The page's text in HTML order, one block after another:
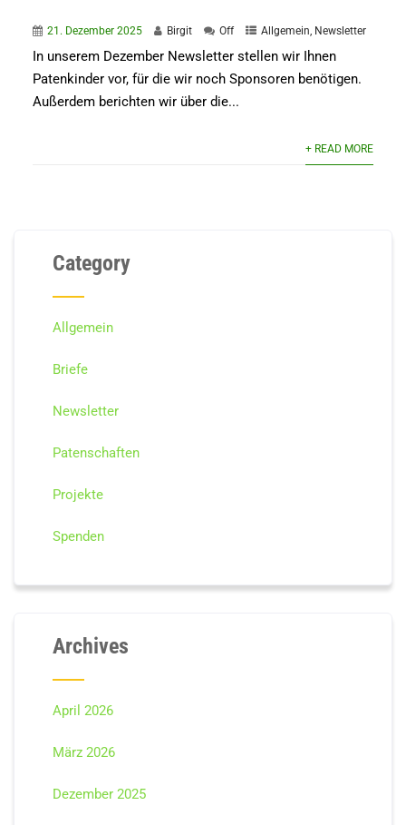
21. Dezember 2025 Birgit Off Allgemein Newsletter
In unserem Dezember Newsletter stellen wir Ihnen
Patenkinder vor, für die wir noch Sponsoren benötigen.
Außerdem berichten wir über die...
+ READ MORE
Category
Allgemein
Briefe
Newsletter
Patenschaften
Projekte
Spenden
Archives
April 2026
März 2026
Dezember 2025